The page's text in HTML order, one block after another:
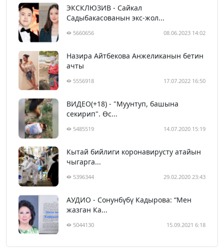
ЭКСКЛЮЗИВ - Сайкал
Садыбакасованын экс-жол...
5660656 08.06.2023 14:02
Назира Айтбекова Анжеликанын бетин
ачты
5556918 17.07.2022 16:50
ВИДЕО(+18) - "Муунтуп, башына
секирип". Өс...
5485519 14.07.2020 15:19
Кытай бийлиги коронавирусту атайын
чыгарга...
5396344 29.02.2020 23:43
АУДИО - Сонунбүбү Кадырова: “Мен
жазган Ка...
5044130 15.09.2021 6:18